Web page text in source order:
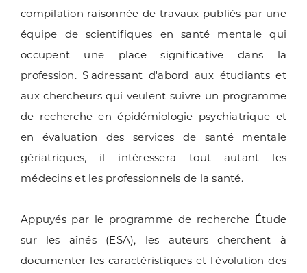
compilation raisonnée de travaux publiés par une
équipe de scientifiques en santé mentale qui
occupent une place significative dans la
profession. S'adressant d'abord aux étudiants et
aux chercheurs qui veulent suivre un programme
de recherche en épidémiologie psychiatrique et
en évaluation des services de santé mentale
gériatriques, il intéressera tout autant les
médecins et les professionnels de la santé.
Appuyés par le programme de recherche Étude
sur les aînés (ESA), les auteurs cherchent à
documenter les caractéristiques et l'évolution des